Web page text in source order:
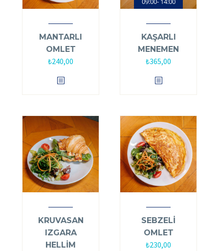
MANTARLI
OMLET
₺240,00
KAŞARLI
MENEMEN
₺365,00
KRUVASAN
IZGARA
HELLİM
SEBZELİ
OMLET
₺230,00